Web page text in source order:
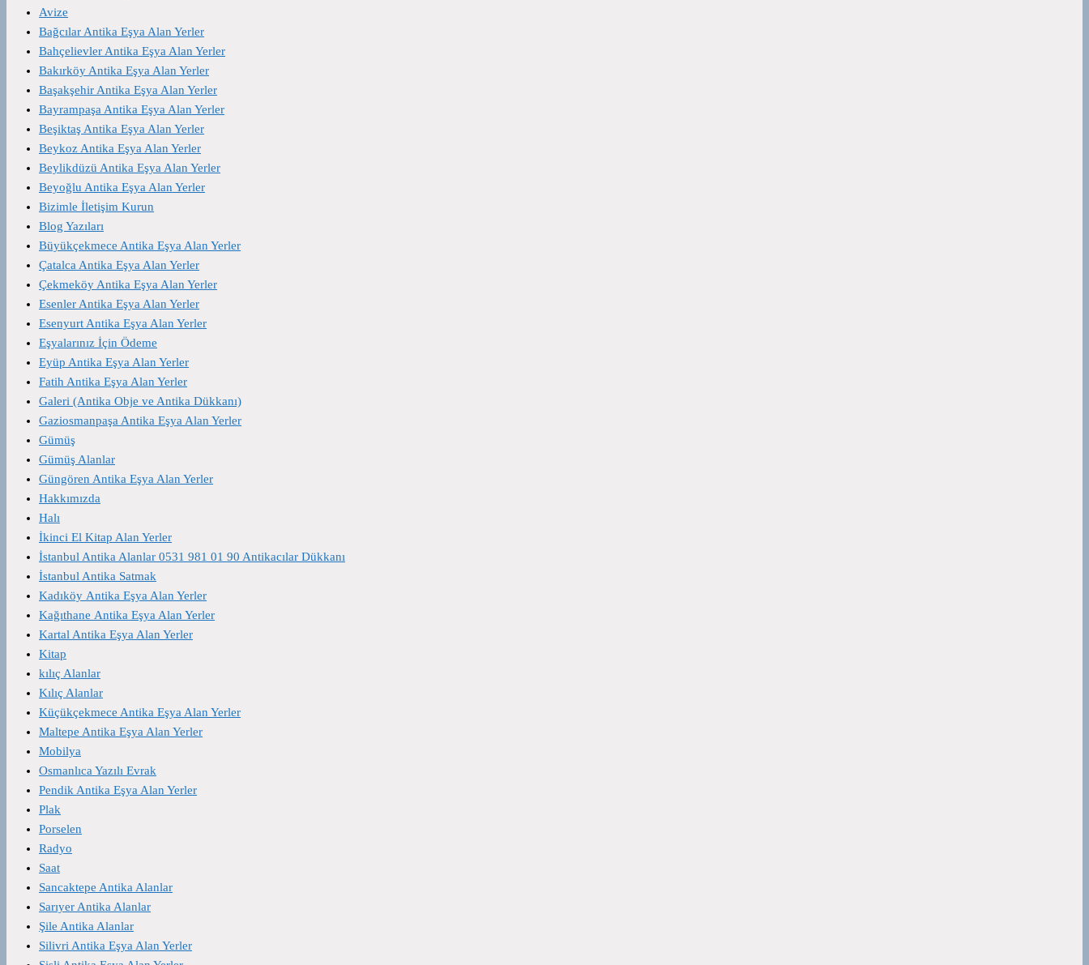
Avize
Bağcılar Antika Eşya Alan Yerler
Bahçelievler Antika Eşya Alan Yerler
Bakırköy Antika Eşya Alan Yerler
Başakşehir Antika Eşya Alan Yerler
Bayrampaşa Antika Eşya Alan Yerler
Beşiktaş Antika Eşya Alan Yerler
Beykoz Antika Eşya Alan Yerler
Beylikdüzü Antika Eşya Alan Yerler
Beyoğlu Antika Eşya Alan Yerler
Bizimle İletişim Kurun
Blog Yazıları
Büyükçekmece Antika Eşya Alan Yerler
Çatalca Antika Eşya Alan Yerler
Çekmeköy Antika Eşya Alan Yerler
Esenler Antika Eşya Alan Yerler
Esenyurt Antika Eşya Alan Yerler
Eşyalarınız İçin Ödeme
Eyüp Antika Eşya Alan Yerler
Fatih Antika Eşya Alan Yerler
Galeri (Antika Obje ve Antika Dükkanı)
Gaziosmanpaşa Antika Eşya Alan Yerler
Gümüş
Gümüş Alanlar
Güngören Antika Eşya Alan Yerler
Hakkımızda
Halı
İkinci El Kitap Alan Yerler
İstanbul Antika Alanlar 0531 981 01 90 Antikacılar Dükkanı
İstanbul Antika Satmak
Kadıköy Antika Eşya Alan Yerler
Kağıthane Antika Eşya Alan Yerler
Kartal Antika Eşya Alan Yerler
Kitap
kılıç Alanlar
Kılıç Alanlar
Küçükçekmece Antika Eşya Alan Yerler
Maltepe Antika Eşya Alan Yerler
Mobilya
Osmanlıca Yazılı Evrak
Pendik Antika Eşya Alan Yerler
Plak
Porselen
Radyo
Saat
Sancaktepe Antika Alanlar
Sarıyer Antika Alanlar
Şile Antika Alanlar
Silivri Antika Eşya Alan Yerler